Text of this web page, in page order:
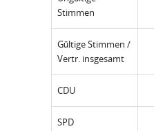
Stimmen
Gültige Stimmen /
Vertr. insgesamt
CDU
SPD